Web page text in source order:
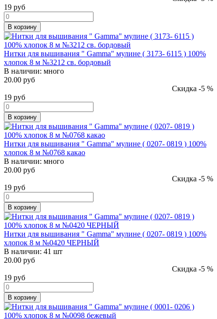
19 руб
В корзину
Нитки для вышивания " Gamma" мулине ( 3173- 6115 ) 100%
хлопок 8 м №3212 св. бордовый
В наличии: много
20.00 руб
Скидка -5 %
19 руб
В корзину
Нитки для вышивания " Gamma" мулине ( 0207- 0819 ) 100%
хлопок 8 м №0768 какао
В наличии: много
20.00 руб
Скидка -5 %
19 руб
В корзину
Нитки для вышивания " Gamma" мулине ( 0207- 0819 ) 100%
хлопок 8 м №0420 ЧЕРНЫЙ
В наличии: 41 шт
20.00 руб
Скидка -5 %
19 руб
В корзину